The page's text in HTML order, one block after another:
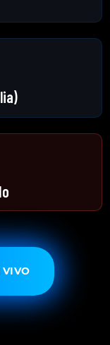
VIVO